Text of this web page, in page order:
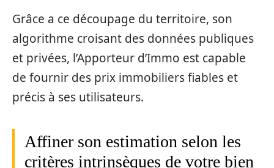
Grâce a ce découpage du territoire, son
algorithme croisant des données publiques
et privées, l’Apporteur d’Immo est capable
de fournir des prix immobiliers fiables et
précis à ses utilisateurs.
Affiner son estimation selon les
critères intrinsèques de votre bien